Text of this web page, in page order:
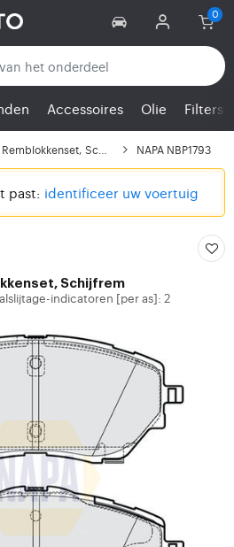
Accessoires Olie Filters
NAPA NBP1793
past: identificeer uw voertuig
Schijfrem
indicatoren [per as]: 2